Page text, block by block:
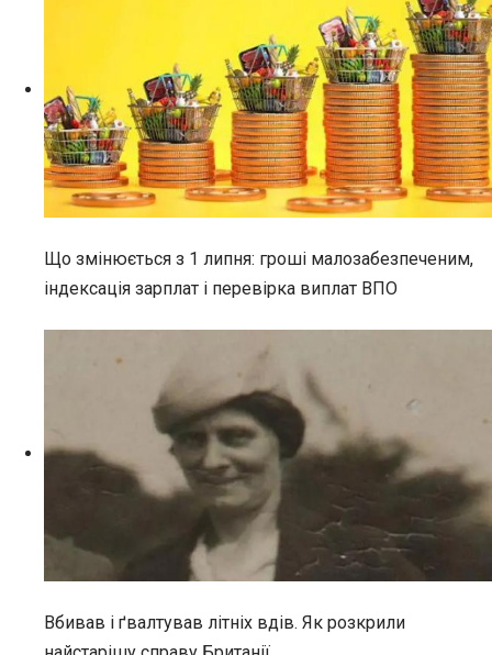
Що змінюється з 1 липня: гроші малозабезпеченим,
індексація зарплат і перевірка виплат ВПО
Вбивав і ґвалтував літніх вдів. Як розкрили